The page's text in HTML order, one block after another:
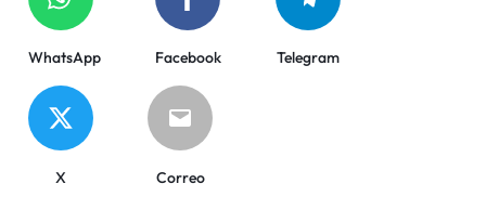
WhatsApp Facebook Telegram
X Correo